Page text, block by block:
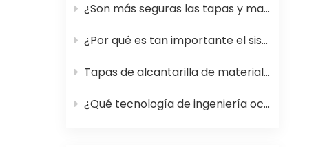
¿Son más seguras las tapas y marcos de alcantarilla de material compuesto que los de hierro?
¿Por qué es tan importante el sistema de rejillas para alcantarillas en las carreteras?
Tapas de alcantarilla de material compuesto frente a tapas tradicionales: ventajas y desventajas
¿Qué tecnología de ingeniería oculta permite que las tapas de las alcantarillas de las pistas de los aeropuertos sobrevivan a los aterrizajes comerciales?